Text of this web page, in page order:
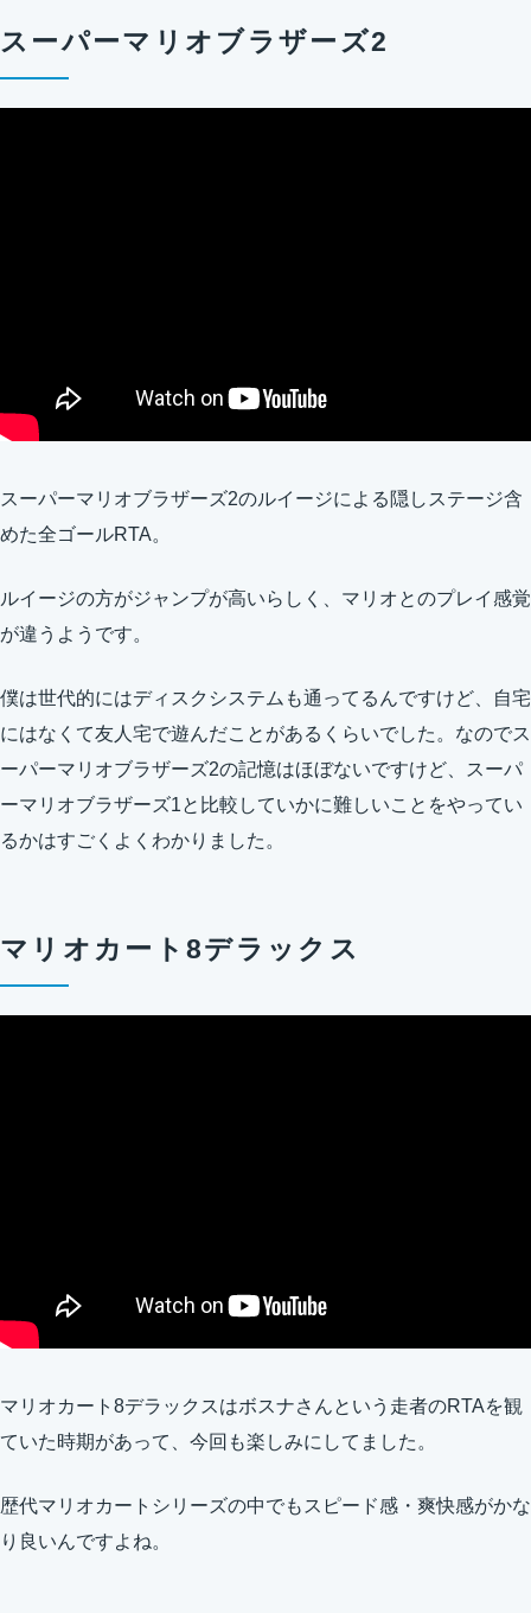
スーパーマリオブラザーズ2
スーパーマリオブラザーズ2のルイージによる隠しステージ含
めた全ゴールRTA。
ルイージの方がジャンプが高いらしく、マリオとのプレイ感覚
が違うようです。
僕は世代的にはディスクシステムも通ってるんですけど、自宅
にはなくて友人宅で遊んだことがあるくらいでした。なのでス
ーパーマリオブラザーズ2の記憶はほぼないですけど、スーパ
ーマリオブラザーズ1と比較していかに難しいことをやってい
るかはすごくよくわかりました。
マリオカート8デラックス
マリオカート8デラックスはボスナさんという走者のRTAを観
ていた時期があって、今回も楽しみにしてました。
歴代マリオカートシリーズの中でもスピード感・爽快感がかな
り良いんですよね。